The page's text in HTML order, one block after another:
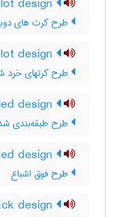
طرح کرت های
طرح کرتهای خرد
طرح طبقه‌بندی
طرح فوق اشباع